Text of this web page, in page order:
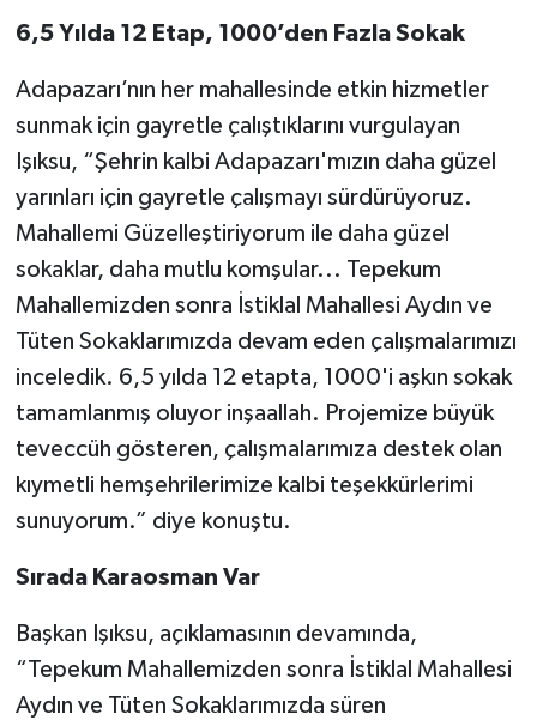
6,5 Yılda 12 Etap, 1000’den Fazla Sokak
Adapazarı’nın her mahallesinde etkin hizmetler
sunmak için gayretle çalıştıklarını vurgulayan
Işıksu, “Şehrin kalbi Adapazarı'mızın daha güzel
yarınları için gayretle çalışmayı sürdürüyoruz.
Mahallemi Güzelleştiriyorum ile daha güzel
sokaklar, daha mutlu komşular... Tepekum
Mahallemizden sonra İstiklal Mahallesi Aydın ve
Tüten Sokaklarımızda devam eden çalışmalarımızı
inceledik. 6,5 yılda 12 etapta, 1000'i aşkın sokak
tamamlanmış oluyor inşaallah. Projemize büyük
teveccüh gösteren, çalışmalarımıza destek olan
kıymetli hemşehrilerimize kalbi teşekkürlerimi
sunuyorum.” diye konuştu.
Sırada Karaosman Var
Başkan Işıksu, açıklamasının devamında,
“Tepekum Mahallemizden sonra İstiklal Mahallesi
Aydın ve Tüten Sokaklarımızda süren